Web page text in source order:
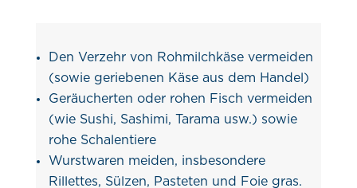
Den Verzehr von Rohmilchkäse vermeiden
(sowie geriebenen Käse aus dem Handel)
Geräucherten oder rohen Fisch vermeiden
(wie Sushi, Sashimi, Tarama usw.) sowie
rohe Schalentiere
Wurstwaren meiden, insbesondere
Rillettes, Sülzen, Pasteten und Foie gras.